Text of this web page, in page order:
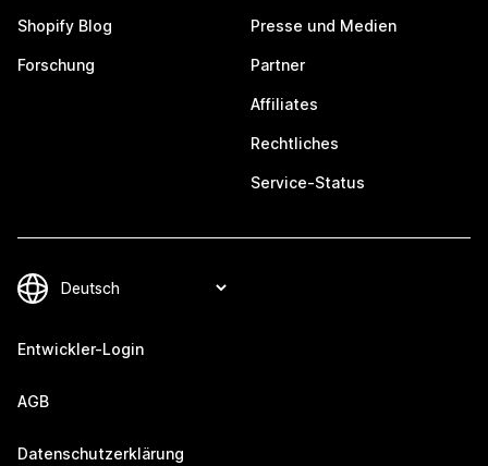
Shopify Blog
Forschung
Presse und Medien
Partner
Affiliates
Rechtliches
Service-Status
Entwickler-Login
AGB
Datenschutzerklärung